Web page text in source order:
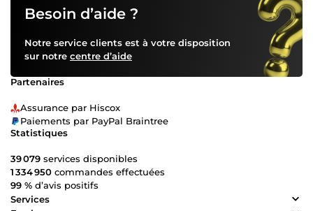
Besoin d’aide ?
Notre service clients est à votre disposition
sur notre centre d’aide
Partenaires
Assurance par Hiscox
Paiements par PayPal Braintree
Statistiques
39 079 services disponibles
1 334 950 commandes effectuées
99 % d’avis positifs
Services